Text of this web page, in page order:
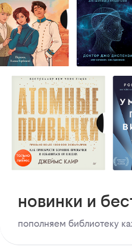
новинки и
пополняем библиотеку